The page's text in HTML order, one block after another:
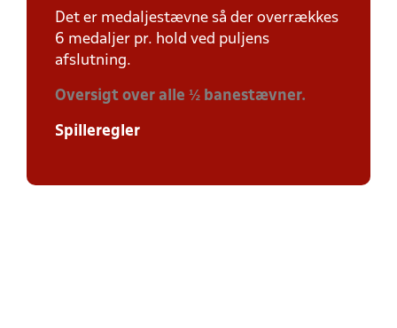
Det er medaljestævne så der overrækkes
6 medaljer pr. hold ved puljens
afslutning.
Oversigt over alle ½ banestævner.
Spilleregler